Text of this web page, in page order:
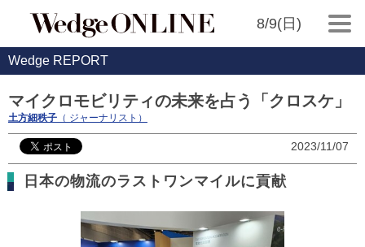
8/9(日)
Wedge REPORT
マイクロモビリティの未来を占う「クロスケ」
土方細秩子 （ ジャーナリスト）
2023/11/07
日本の物流のラストワンマイルに貢献